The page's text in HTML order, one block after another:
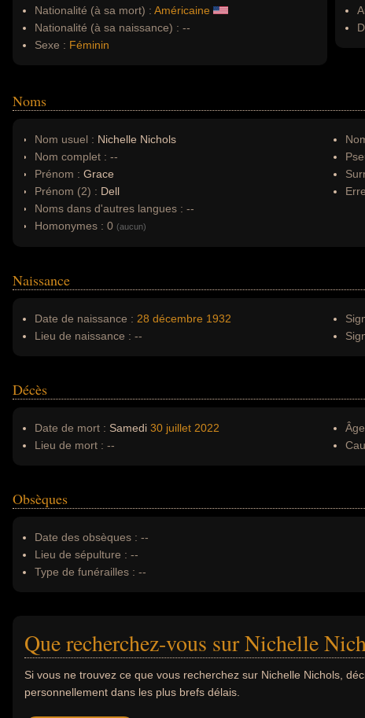
Nationalité (à sa mort) : Américaine
Nationalité (à sa naissance) : --
Sexe : Féminin
Noms
Nom usuel : Nichelle Nichols
Nom complet : --
Prénom : Grace
Prénom (2) : Dell
Noms dans d'autres langues : --
Homonymes : 0 (aucun)
Naissance
Date de naissance : 28 décembre 1932
Lieu de naissance : --
Décès
Date de mort : Samedi 30 juillet 2022
Lieu de mort : --
Obsèques
Date des obsèques : --
Lieu de sépulture : --
Type de funérailles : --
Que recherchez-vous sur Nichelle
Si vous ne trouvez ce que vous recherchez sur Nichelle Nichols,
personnellement dans les plus brefs délais.